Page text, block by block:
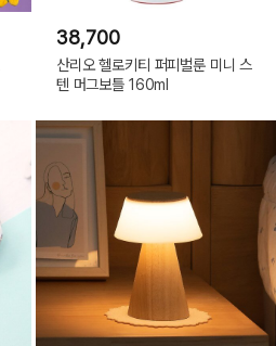
38,700
산리오 헬로키티 퍼피벌룬 미니 스
텐 머그보틀 160ml